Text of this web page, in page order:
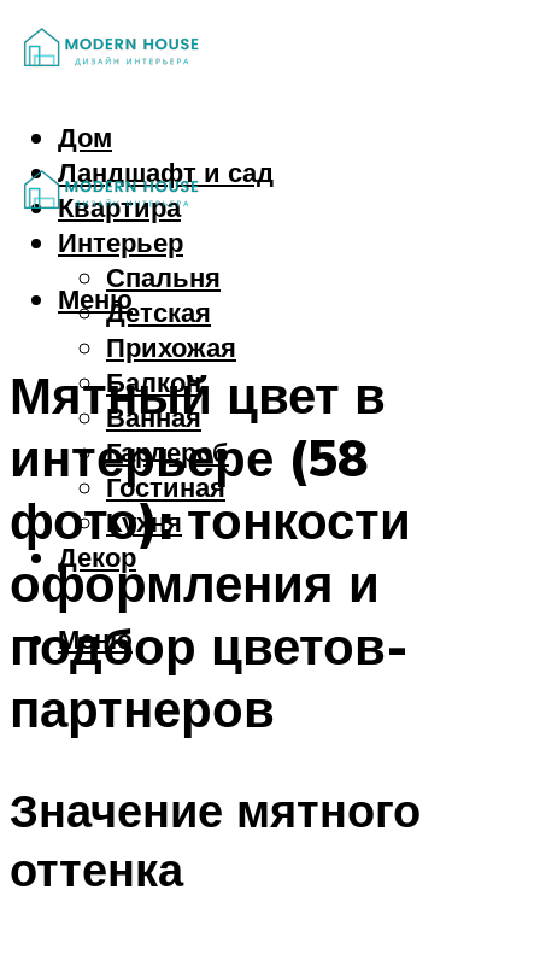
Дом
Ландшафт и сад
Квартира
Интерьер
Спальня
Детская
Прихожая
Балкон
Ванная
Гардероб
Гостиная
Кухня
Декор
Меню
Меню
Мятный цвет в
интерьере (58
фото): тонкости
оформления и
подбор цветов-
партнеров
Значение мятного
оттенка